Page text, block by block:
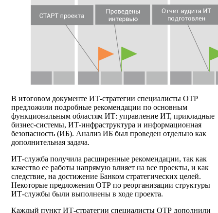
В итоговом документе ИТ-стратегии специалисты ОТР
предложили подробные рекомендации по основным
функциональным областям ИТ: управление ИТ, прикладные
бизнес-системы, ИТ-инфраструктура и информационная
безопасность (ИБ). Анализ ИБ был проведен отдельно как
дополнительная задача.
ИТ-служба получила расширенные рекомендации, так как
качество ее работы напрямую влияет на все проекты, и как
следствие, на достижение Банком стратегических целей.
Некоторые предложения ОТР по реорганизации структуры
ИТ-службы были выполнены в ходе проекта.
Каждый пункт ИТ-стратегии специалисты ОТР дополнили